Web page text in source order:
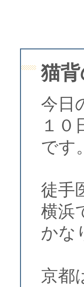
猫
今日
１０
です。
徒手
横浜
かな
京都